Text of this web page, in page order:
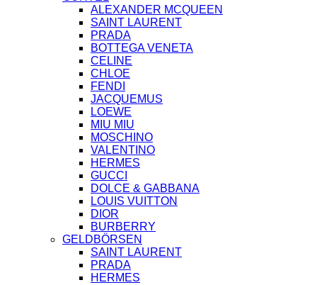
ALEXANDER MCQUEEN
SAINT LAURENT
PRADA
BOTTEGA VENETA
CELINE
CHLOE
FENDI
JACQUEMUS
LOEWE
MIU MIU
MOSCHINO
VALENTINO
HERMES
GUCCI
DOLCE & GABBANA
LOUIS VUITTON
DIOR
BURBERRY
GELDBÖRSEN
SAINT LAURENT
PRADA
HERMES